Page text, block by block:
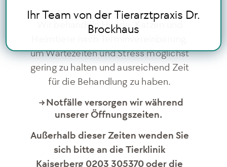
Wir behandeln Hunde, Katzen und
um Wartezeiten und Stress möglichst
gering zu halten und ausreichend Zeit
für die Behandlung zu haben.
→Notfälle versorgen wir während
unserer Öffnungszeiten.
Außerhalb dieser Zeiten wenden Sie
sich bitte an die Tierklinik
Kaiserberg 0203 305370 oder die
Ihr Team von der Tierarztpraxis Dr.
Brockhaus